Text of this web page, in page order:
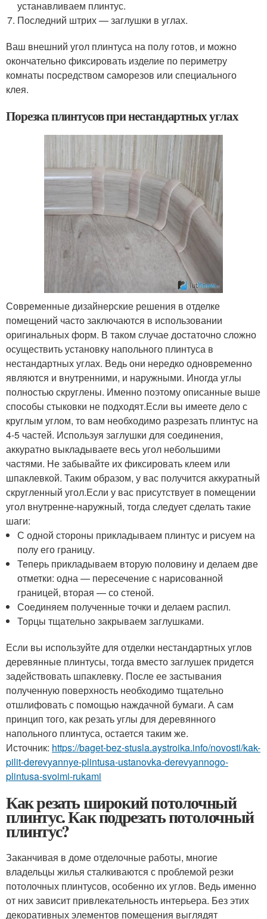
устанавливаем плинтус.
Последний штрих — заглушки в углах.
Ваш внешний угол плинтуса на полу готов, и можно
окончательно фиксировать изделие по периметру
комнаты посредством саморезов или специального
клея.
Порезка плинтусов при нестандартных углах
Современные дизайнерские решения в отделке
помещений часто заключаются в использовании
оригинальных форм. В таком случае достаточно сложно
осуществить установку напольного плинтуса в
нестандартных углах. Ведь они нередко одновременно
являются и внутренними, и наружными. Иногда углы
полностью скруглены. Именно поэтому описанные выше
способы стыковки не подходят.Если вы имеете дело с
круглым углом, то вам необходимо разрезать плинтус на
4-5 частей. Используя заглушки для соединения,
аккуратно выкладываете весь угол небольшими
частями. Не забывайте их фиксировать клеем или
шпаклевкой. Таким образом, у вас получится аккуратный
скругленный угол.Если у вас присутствует в помещении
угол внутренне-наружный, тогда следует сделать такие
шаги:
С одной стороны прикладываем плинтус и рисуем на
полу его границу.
Теперь прикладываем вторую половину и делаем две
отметки: одна — пересечение с нарисованной
границей, вторая — со стеной.
Соединяем полученные точки и делаем распил.
Торцы тщательно закрываем заглушками.
Если вы используйте для отделки нестандартных углов
деревянные плинтусы, тогда вместо заглушек придется
задействовать шпаклевку. После ее застывания
полученную поверхность необходимо тщательно
отшлифовать с помощью наждачной бумаги. А сам
принцип того, как резать углы для деревянного
напольного плинтуса, остается таким же.
Источник: https://baget-bez-stusla.aystroika.info/novosti/kak-
pilit-derevyannye-plintusa-ustanovka-derevyannogo-
plintusa-svoimi-rukami
Как резать широкий потолочный
плинтус. Как подрезать потолочный
плинтус?
Заканчивая в доме отделочные работы, многие
владельцы жилья сталкиваются с проблемой резки
потолочных плинтусов, особенно их углов. Ведь именно
от них зависит привлекательность интерьера. Без этих
декоративных элементов помещения выглядят